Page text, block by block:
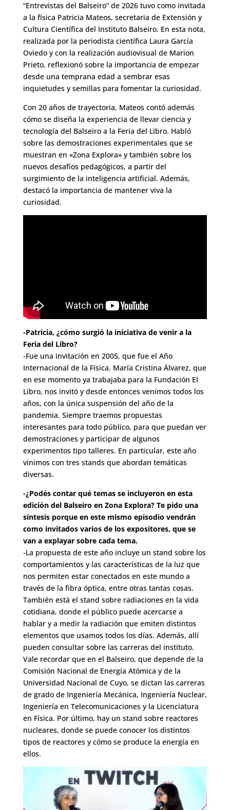
“Entrevistas del Balseiro” de 2026 tuvo como invitada
a la física Patricia Mateos, secretaria de Extensión y
Cultura Científica del Instituto Balseiro. En esta nota,
realizada por la periodista científica Laura García
Oviedo y con la realización audiovisual de Marion
Prieto, reflexionó sobre la importancia de empezar
desde una temprana edad a sembrar esas
inquietudes y semillas para fomentar la curiosidad.
Con 20 años de trayectoria, Mateos contó además
cómo se diseña la experiencia de llevar ciencia y
tecnología del Balseiro a la Feria del Libro. Habló
sobre las demostraciones experimentales que se
muestran en «Zona Explora» y también sobre los
nuevos desafíos pedagógicos, a partir del
surgimiento de la inteligencia artificial. Además,
destacó la importancia de mantener viva la
curiosidad.
-Patricia, ¿cómo surgió la iniciativa de venir a la
Feria del Libro?
-Fue una invitación en 2005, que fue el Año
Internacional de la Física. María Cristina Álvarez, que
en ese momento ya trabajaba para la Fundación El
Libro, nos invitó y desde entonces venimos todos los
años, con la única suspensión del año de la
pandemia. Siempre traemos propuestas
interesantes para todo público, para que puedan ver
demostraciones y participar de algunos
experimentos tipo talleres. En particular, este año
vinimos con tres stands que abordan temáticas
diversas.
-¿Podés contar qué temas se incluyeron en esta
edición del Balseiro en Zona Explora? Te pido una
síntesis porque en este mismo episodio vendrán
como invitados varios de los expositores, que se
van a explayar sobre cada tema.
-La propuesta de este año incluye un stand sobre los
comportamientos y las características de la luz que
nos permiten estar conectados en este mundo a
través de la fibra óptica, entre otras tantas cosas.
También está el stand sobre radiaciones en la vida
cotidiana, donde el público puede acercarse a
hablar y a medir la radiación que emiten distintos
elementos que usamos todos los días. Además, allí
pueden consultar sobre las carreras del instituto.
Vale recordar que en el Balseiro, que depende de la
Comisión Nacional de Energía Atómica y de la
Universidad Nacional de Cuyo, se dictan las carreras
de grado de Ingeniería Mecánica, Ingeniería Nuclear,
Ingeniería en Telecomunicaciones y la Licenciatura
en Física. Por último, hay un stand sobre reactores
nucleares, donde se puede conocer los distintos
tipos de reactores y cómo se produce la energía en
ellos.